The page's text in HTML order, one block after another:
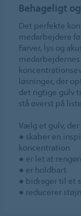
Behageligt
Det perfekte
medarbejdere
Farver, lys og
løsninger, der
det rigtige gulv
stå øverst på
Vælg et gulv, der:
● skaber en
koncentration
● er let at
● er holdbart
● bidrager til et
● reducerer